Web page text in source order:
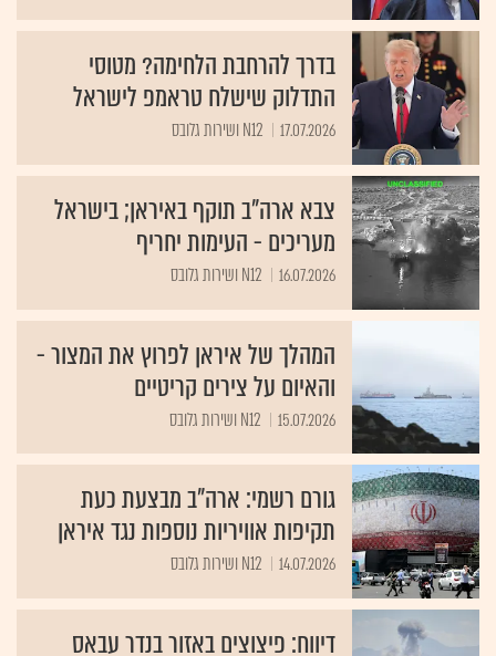
בדרך להרחבת הלחימה? מטוסי
התדלוק שישלח טראמפ לישראל
17.07.2026 N12 ושירות גלובס
צבא ארה"ב תוקף באיראן; בישראל
מעריכים - העימות יחריף
16.07.2026 N12 ושירות גלובס
המהלך של איראן לפרוץ את המצור -
והאיום על צירים קריטיים
15.07.2026 N12 ושירות גלובס
גורם רשמי: ארה"ב מבצעת כעת
תקיפות אוויריות נוספות נגד איראן
14.07.2026 N12 ושירות גלובס
דיווח: פיצוצים באזור בנדר עבאס